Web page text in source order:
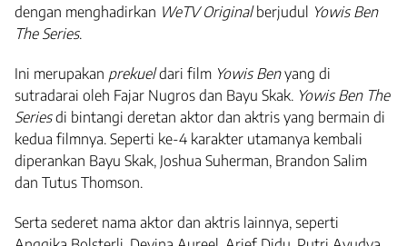
dengan menghadirkan WeTV Originalberjudul Yowis Ben
The Series.
Ini merupakan prekueldari film Yowis Benyang di
sutradarai oleh Fajar Nugros dan Bayu Skak. Yowis Ben The
Seriesdi bintangi deretan aktor dan aktris yang bermain di
kedua filmnya. Seperti ke-4 karakter utamanya kembali
diperankan Bayu Skak, Joshua Suherman, Brandon Salim
dan Tutus Thomson.
Serta sederet nama aktor dan aktris lainnya, seperti